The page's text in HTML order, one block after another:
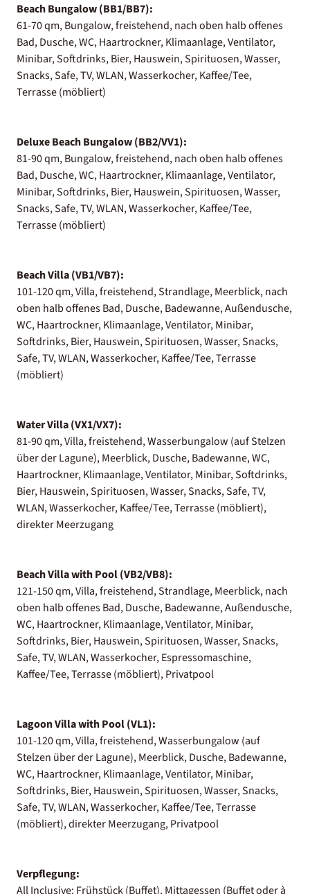
Beach Bungalow (BB1/BB7):
61-70 qm, Bungalow, freistehend, nach oben halb offenes
Bad, Dusche, WC, Haartrockner, Klimaanlage, Ventilator,
Minibar, Softdrinks, Bier, Hauswein, Spirituosen, Wasser,
Snacks, Safe, TV, WLAN, Wasserkocher, Kaffee/Tee,
Terrasse (möbliert)
Deluxe Beach Bungalow (BB2/VV1):
81-90 qm, Bungalow, freistehend, nach oben halb offenes
Bad, Dusche, WC, Haartrockner, Klimaanlage, Ventilator,
Minibar, Softdrinks, Bier, Hauswein, Spirituosen, Wasser,
Snacks, Safe, TV, WLAN, Wasserkocher, Kaffee/Tee,
Terrasse (möbliert)
Beach Villa (VB1/VB7):
101-120 qm, Villa, freistehend, Strandlage, Meerblick, nach
oben halb offenes Bad, Dusche, Badewanne, Außendusche,
WC, Haartrockner, Klimaanlage, Ventilator, Minibar,
Softdrinks, Bier, Hauswein, Spirituosen, Wasser, Snacks,
Safe, TV, WLAN, Wasserkocher, Kaffee/Tee, Terrasse
(möbliert)
Water Villa (VX1/VX7):
81-90 qm, Villa, freistehend, Wasserbungalow (auf Stelzen
über der Lagune), Meerblick, Dusche, Badewanne, WC,
Haartrockner, Klimaanlage, Ventilator, Minibar, Softdrinks,
Bier, Hauswein, Spirituosen, Wasser, Snacks, Safe, TV,
WLAN, Wasserkocher, Kaffee/Tee, Terrasse (möbliert),
direkter Meerzugang
Beach Villa with Pool (VB2/VB8):
121-150 qm, Villa, freistehend, Strandlage, Meerblick, nach
oben halb offenes Bad, Dusche, Badewanne, Außendusche,
WC, Haartrockner, Klimaanlage, Ventilator, Minibar,
Softdrinks, Bier, Hauswein, Spirituosen, Wasser, Snacks,
Safe, TV, WLAN, Wasserkocher, Espressomaschine,
Kaffee/Tee, Terrasse (möbliert), Privatpool
Lagoon Villa with Pool (VL1):
101-120 qm, Villa, freistehend, Wasserbungalow (auf
Stelzen über der Lagune), Meerblick, Dusche, Badewanne,
WC, Haartrockner, Klimaanlage, Ventilator, Minibar,
Softdrinks, Bier, Hauswein, Spirituosen, Wasser, Snacks,
Safe, TV, WLAN, Wasserkocher, Kaffee/Tee, Terrasse
(möbliert), direkter Meerzugang, Privatpool
Verpflegung:
All Inclusive: Frühstück (Buffet), Mittagessen (Buffet oder à